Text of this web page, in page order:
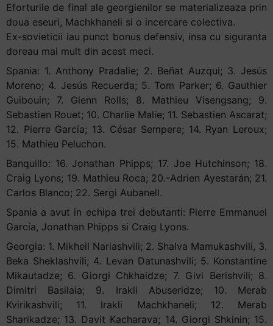
Eforturile de final ale georgienilor se materializeaza prin
doua eseuri, Machkhaneli si o incercare colectiva.
Ex-sovieticii iau punct bonus defensiv, insa cu siguranta
doreau mai mult din acest meci.
Spania: 1. Anthony Pradalie; 2. Beñat Auzqui; 3. Jesús
Moreno; 4. Jesús Recuerda; 5. Tom Parker; 6. Gauthier
Guibouin; 7. Glenn Rolls; 8. Mathieu Visengsang; 9.
Sebastien Rouet; 10. Charlie Malie; 11. Sebastien Ascarat;
12. Pierre García; 13. César Sempere; 14. Ryan Leroux;
15. Mathieu Peluchon.
Banquillo: 16. Jonathan Phipps; 17. Joe Hutchinson; 18.
Craig Lyons; 19. Mathieu Roca; 20.-Adrien Ayestarán; 21.
Carlos Blanco; 22. Sergi Aubanell.
Spania a avut in echipa trei debutanti: Pierre Emmanuel
García, Jonathan Phipps si Craig Lyons.
Georgia: 1. Mikheil Nariashvili; 2. Shalva Mamukashvili, 3.
Beka Sheklashvili; 4. Levan Datunashvili; 5. Konstantine
Mikautadze; 6. Giorgi Chkhaidze; 7. Givi Berishvili; 8.
Dimitri Basilaia; 9. Irakli Abuseridze; 10. Merab
Kvirikashvili; 11. Irakli Machkhaneli; 12. Merab
Sharikadze; 13. Davit Kacharava; 14. Giorgi Shkinin; 15.